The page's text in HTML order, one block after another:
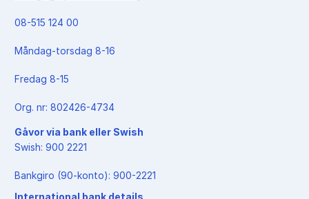
08-515 124 00
Måndag-torsdag 8-16
Fredag 8-15
Org. nr: 802426-4734
Gåvor via bank eller Swish
Swish: 900 2221
Bankgiro (90-konto): 900-2221
International bank details